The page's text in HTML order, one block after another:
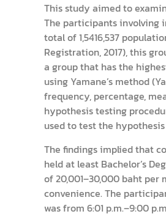
This study aimed to
The participants involving
total of 1,5416,537
Registration, 2017), this
a group that has the
using Yamane’s method
frequency, percentage,
hypothesis testing
used to test the
The findings implied that
held at least Bachelor’s
of 20,001–30,000 baht per
convenience. The
was from 6:01 p.m.–9:00